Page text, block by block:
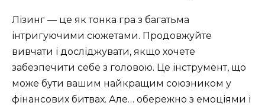
Лізинг — це як тонка гра з багатьма
інтригуючими сюжетами. Продовжуйте
вивчати і досліджувати, якщо хочете
забезпечити себе з головою. Це інструмент, що
може бути вашим найкращим союзником у
фінансових битвах. Але… обережно з емоціями і